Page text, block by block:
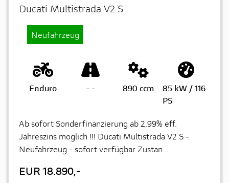
Ducati Multistrada V2 S
Neufahrzeug
Enduro - - 890 ccm
85 kW / 116
PS
Ab sofort Sonderfinanzierung ab 2,99% eff.
Jahreszins möglich !!! Ducati Multistrada V2 S -
Neufahrzeug - sofort verfügbar Zustan...
EUR 18.890,-